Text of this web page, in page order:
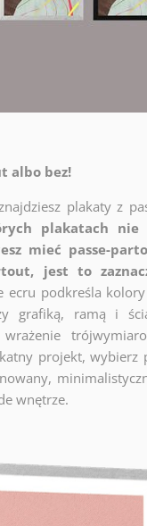
albo bez!
plakaty z
plakatach nie
mieć passe-
jest to
ecru podkreśla
grafiką, ramą i
projekt, wybierz
wnętrze.